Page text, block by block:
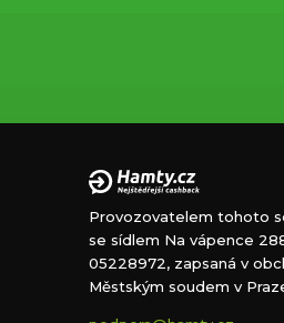
Provozovatelem tohoto
se sídlem Na vápence
05228972, zapsaná v
Městským soudem v